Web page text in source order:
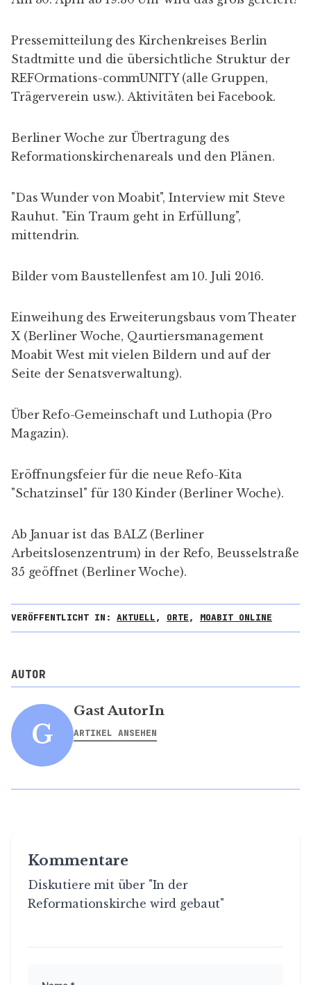
Pressemitteilungdes Kirchenkreises Berlin
Stadtmitte und die übersichtliche Struktur der
REFOrmations-commUNITY(alle Gruppen,
Trägerverein usw.). Aktivitäten beiFacebook.
Berliner Woche zur Übertragung des
Reformationskirchenareals und den Plänen.
"Das Wunder von Moabit", Interview mit Steve
Rauhut. "Ein Traum geht in Erfüllung",
mittendrin.
Bilder vom Baustellenfest am 10. Juli 2016.
Einweihung des Erweiterungsbaus vom Theater
X (Berliner Woche, Qaurtiersmanagement
Moabit West mit vielen Bildern und auf der
Seite der Senatsverwaltung).
Über Refo-Gemeinschaft und Luthopia (Pro
Magazin).
Eröffnungsfeier für die neue Refo-Kita
"Schatzinsel" für 130 Kinder (Berliner Woche).
Ab Januar ist das BALZ (Berliner
Arbeitslosenzentrum) in der Refo, Beusselstraße
35 geöffnet (Berliner Woche).
VERÖFFENTLICHT IN: AKTUELL, ORTE, MOABIT ONLINE
AUTOR
G
Gast AutorIn
ARTIKEL ANSEHEN
Kommentare
Diskutiere mit über "In der
Reformationskirche wird gebaut"